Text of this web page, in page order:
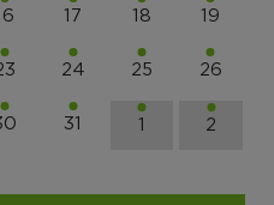
17 18 19
24 25 26
31 1 2